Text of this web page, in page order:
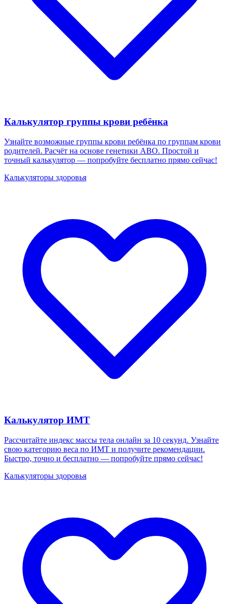
Калькулятор группы крови ребёнка
Узнайте возможные группы крови ребёнка по группам крови
родителей. Расчёт на основе генетики ABO. Простой и
точный калькулятор — попробуйте бесплатно прямо сейчас!
Калькуляторы здоровья
Калькулятор ИМТ
Рассчитайте индекс массы тела онлайн за 10 секунд. Узнайте
свою категорию веса по ИМТ и получите рекомендации.
Быстро, точно и бесплатно — попробуйте прямо сейчас!
Калькуляторы здоровья